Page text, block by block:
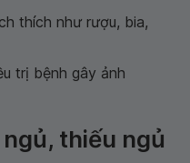
thích như rượu, bia,
trị bệnh gây ảnh
thiếu ngủ